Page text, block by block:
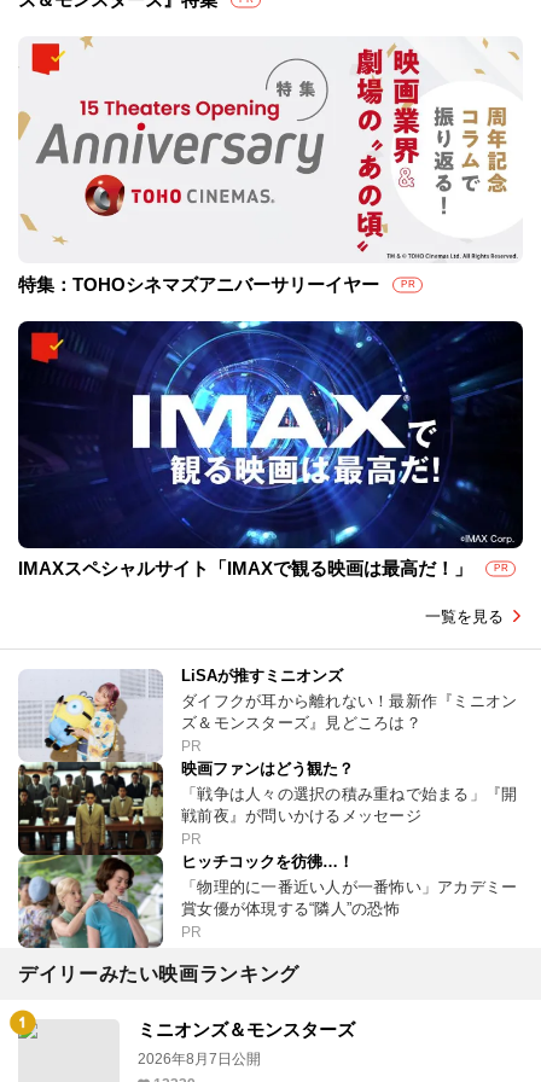
特集：TOHOシネマズアニバーサリーイヤー PR
IMAXスペシャルサイト「IMAXで観る映画は最高だ！」 PR
一覧を見る
LiSAが推すミニオンズ
ダイフクが耳から離れない！最新作『ミニオン
ズ＆モンスターズ』見どころは？
PR
映画ファンはどう観た？
「戦争は人々の選択の積み重ねで始まる」『開
戦前夜』が問いかけるメッセージ
PR
ヒッチコックを彷彿…！
「物理的に一番近い人が一番怖い」アカデミー
賞女優が体現する“隣人”の恐怖
PR
デイリーみたい映画ランキング
ミニオンズ＆モンスターズ
2026年8月7日公開